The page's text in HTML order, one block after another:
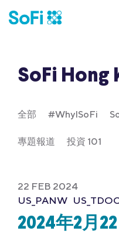
SoFi Hong
全部 #WhyISoFi
專題報道 投資 101
22 FEB 2024
US_PANW
2024年2月